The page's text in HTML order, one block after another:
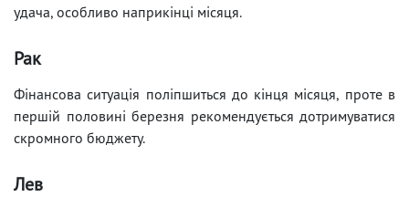
удача, особливо наприкінці місяця.
Рак
Фінансова ситуація поліпшиться до кінця місяця, проте в
першій половині березня рекомендується дотримуватися
скромного бюджету.
Лев